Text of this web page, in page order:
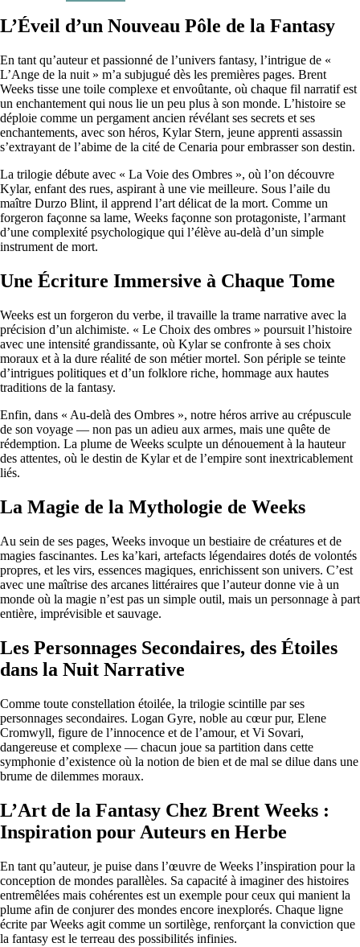
L’Éveil d’un Nouveau Pôle de la Fantasy
En tant qu’auteur et passionné de l’univers fantasy, l’intrigue de «
L’Ange de la nuit » m’a subjugué dès les premières pages. Brent
Weeks tisse une toile complexe et envoûtante, où chaque fil narratif est
un enchantement qui nous lie un peu plus à son monde. L’histoire se
déploie comme un pergament ancien révélant ses secrets et ses
enchantements, avec son héros, Kylar Stern, jeune apprenti assassin
s’extrayant de l’abime de la cité de Cenaria pour embrasser son destin.
La trilogie débute avec « La Voie des Ombres », où l’on découvre
Kylar, enfant des rues, aspirant à une vie meilleure. Sous l’aile du
maître Durzo Blint, il apprend l’art délicat de la mort. Comme un
forgeron façonne sa lame, Weeks façonne son protagoniste, l’armant
d’une complexité psychologique qui l’élève au-delà d’un simple
instrument de mort.
Une Écriture Immersive à Chaque Tome
Weeks est un forgeron du verbe, il travaille la trame narrative avec la
précision d’un alchimiste. « Le Choix des ombres » poursuit l’histoire
avec une intensité grandissante, où Kylar se confronte à ses choix
moraux et à la dure réalité de son métier mortel. Son périple se teinte
d’intrigues politiques et d’un folklore riche, hommage aux hautes
traditions de la fantasy.
Enfin, dans « Au-delà des Ombres », notre héros arrive au crépuscule
de son voyage — non pas un adieu aux armes, mais une quête de
rédemption. La plume de Weeks sculpte un dénouement à la hauteur
des attentes, où le destin de Kylar et de l’empire sont inextricablement
liés.
La Magie de la Mythologie de Weeks
Au sein de ses pages, Weeks invoque un bestiaire de créatures et de
magies fascinantes. Les ka’kari, artefacts légendaires dotés de volontés
propres, et les virs, essences magiques, enrichissent son univers. C’est
avec une maîtrise des arcanes littéraires que l’auteur donne vie à un
monde où la magie n’est pas un simple outil, mais un personnage à part
entière, imprévisible et sauvage.
Les Personnages Secondaires, des Étoiles
dans la Nuit Narrative
Comme toute constellation étoilée, la trilogie scintille par ses
personnages secondaires. Logan Gyre, noble au cœur pur, Elene
Cromwyll, figure de l’innocence et de l’amour, et Vi Sovari,
dangereuse et complexe — chacun joue sa partition dans cette
symphonie d’existence où la notion de bien et de mal se dilue dans une
brume de dilemmes moraux.
L’Art de la Fantasy Chez Brent Weeks :
Inspiration pour Auteurs en Herbe
En tant qu’auteur, je puise dans l’œuvre de Weeks l’inspiration pour la
conception de mondes parallèles. Sa capacité à imaginer des histoires
entremêlées mais cohérentes est un exemple pour ceux qui manient la
plume afin de conjurer des mondes encore inexplorés. Chaque ligne
écrite par Weeks agit comme un sortilège, renforçant la conviction que
la fantasy est le terreau des possibilités infinies.